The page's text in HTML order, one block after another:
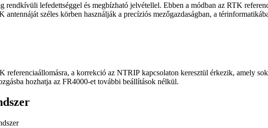
rendkívüli lefedettséggel és megbízható jelvétellel. Ebben a módban az RTK
széles körben használják a precíziós mezőgazdaságban, a
referenciaállomásra, a korrekció az NTRIP kapcsolaton keresztül érkezik, amely
hozhatja az FR4000-et további beállítások nélkül.